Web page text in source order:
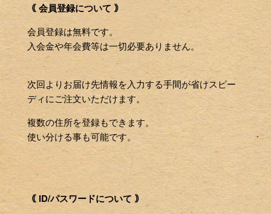
｟ 会員登録について ｠
会員登録は無料です。
入会金や年会費等は一切必要ありません。
次回よりお届け先情報を入力する手間が省けスピー
ディにご注文いただけます。
複数の住所を登録もできます。
使い分ける事も可能です。
｟ ID/パスワードについて ｠